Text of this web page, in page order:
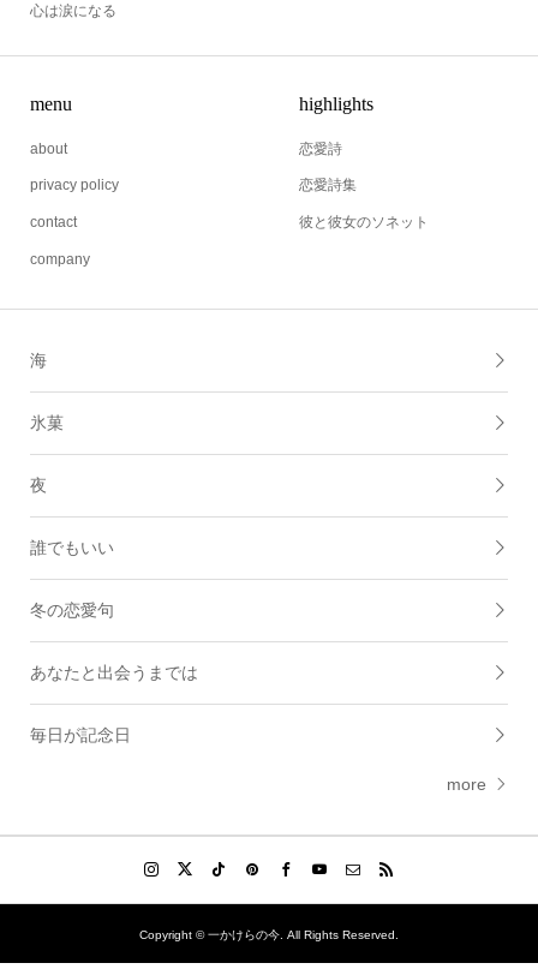
心は涙になる
menu
about
privacy policy
contact
company
highlights
恋愛詩
恋愛詩集
彼と彼女のソネット
海
氷菓
夜
誰でもいい
冬の恋愛句
あなたと出会うまでは
毎日が記念日
more
Copyright ©一かけらの今. All Rights Reserved.